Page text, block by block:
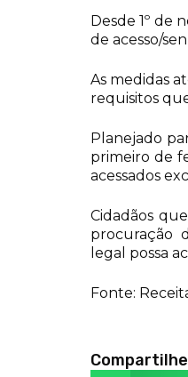
Desde 1º de
de acesso/
As medidas
requisitos
Planejado
primeiro de
acessados
Cidadãos
procuração
legal possa
Fonte: